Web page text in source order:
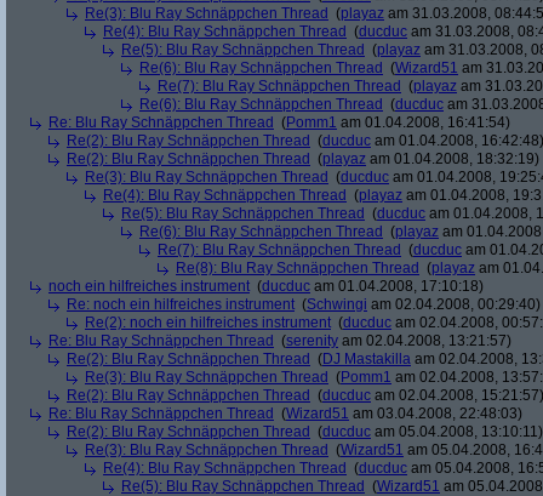
Re(3): Blu Ray Schnäppchen Thread (playaz am 31.03.2008,
Re(4): Blu Ray Schnäppchen Thread (ducduc am 31.03.2008,
Re(5): Blu Ray Schnäppchen Thread (playaz am 31.03.2008,
Re(6): Blu Ray Schnäppchen Thread (Wizard51 am
Re(7): Blu Ray Schnäppchen Thread (playaz am
Re(6): Blu Ray Schnäppchen Thread (ducduc am
Re: Blu Ray Schnäppchen Thread (Pomm1 am 01.04.2008, 16:41:54)
Re(2): Blu Ray Schnäppchen Thread (ducduc am 01.04.2008, 16:42:48)
Re(2): Blu Ray Schnäppchen Thread (playaz am 01.04.2008, 18:32:19)
Re(3): Blu Ray Schnäppchen Thread (ducduc am 01.04.2008,
Re(4): Blu Ray Schnäppchen Thread (playaz am 01.04.2008,
Re(5): Blu Ray Schnäppchen Thread (ducduc am 01.04.2008,
Re(6): Blu Ray Schnäppchen Thread (playaz am
Re(7): Blu Ray Schnäppchen Thread (ducduc am
Re(8): Blu Ray Schnäppchen Thread (playaz am
noch ein hilfreiches instrument (ducduc am 01.04.2008, 17:10:18)
Re: noch ein hilfreiches instrument (Schwingi am 02.04.2008, 00:29:40)
Re(2): noch ein hilfreiches instrument (ducduc am 02.04.2008,
Re: Blu Ray Schnäppchen Thread (serenity am 02.04.2008, 13:21:57)
Re(2): Blu Ray Schnäppchen Thread (DJ Mastakilla am 02.04.2008,
Re(3): Blu Ray Schnäppchen Thread (Pomm1 am 02.04.2008,
Re(2): Blu Ray Schnäppchen Thread (ducduc am 02.04.2008, 15:21:57)
Re: Blu Ray Schnäppchen Thread (Wizard51 am 03.04.2008, 22:48:03)
Re(2): Blu Ray Schnäppchen Thread (ducduc am 05.04.2008, 13:10:11)
Re(3): Blu Ray Schnäppchen Thread (Wizard51 am 05.04.2008,
Re(4): Blu Ray Schnäppchen Thread (ducduc am 05.04.2008,
Re(5): Blu Ray Schnäppchen Thread (Wizard51 am